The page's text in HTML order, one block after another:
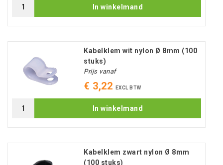
In winkelmand
Kabelklem wit nylon Ø 8mm (100
stuks)
Prijs vanaf
€ 3,22 EXCL BTW
In winkelmand
Kabelklem zwart nylon Ø 8mm
(100 stuks)